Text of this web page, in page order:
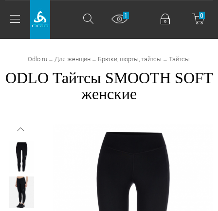
0
1
Odlo.ru → Для женщин → Брюки, шорты, тайтсы → Тайтсы
ODLO Тайтсы SMOOTH SOFT
женские